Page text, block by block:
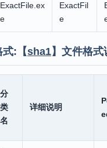
ExactFile.ex
e
ExactFil
e
式:【sha1】文件格式
分
类
名
详细说明